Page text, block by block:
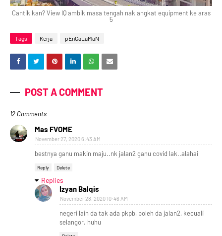
Cantik kan? View IQ ambik masa tengah nak angkat equipment ke aras
5
Tags Kerja pEnGaLaMaN
POST A COMMENT
12 Comments
Mas FVOME
November 27, 2020 6:43 AM
bestnya ganu makin maju..nk jalan2 ganu covid lak..alahai
Reply Delete
Replies
Izyan Balqis
November 28, 2020 10:46 AM
negeri lain da tak ada pkpb, boleh da jalan2, kecuali
selangor. huhu